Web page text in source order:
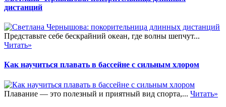
дистанций
Представьте себе бескрайний океан, где волны шепчут...
Читать»
Как научиться плавать в бассейне с сильным хлором
Плавание — это полезный и приятный вид спорта,... Читать»